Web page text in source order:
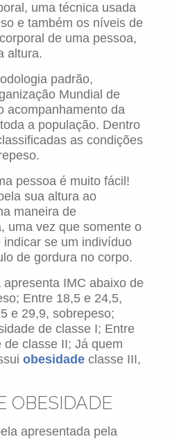
uma técnica usada
e também os níveis de
de uma pessoa,
altura.
padrão,
Mundial de
acompanhamento da
a população. Dentro
as condições
pessoa é muito fácil!
sua altura ao
maneira de
uma vez que somente o
se um indivíduo
de gordura no corpo.
IMC abaixo de
Entre 18,5 e 24,5,
e 29,9, sobrepeso;
de classe I; Entre
classe II; Já quem
obesidadeclasse III,
OBESIDADE
apresentada pela